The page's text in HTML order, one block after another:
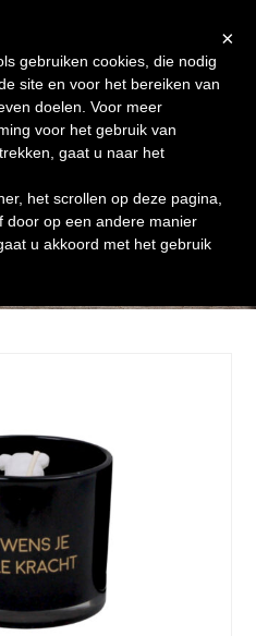
Winkelmand Shop
×
gebruiken cookies, die nodig
site en voor het bereiken van
doelen. Voor meer
voor het gebruik van
gaat u naar het
het scrollen op deze pagina,
door op een andere manier
u akkoord met het gebruik